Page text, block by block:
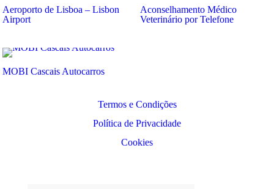
Aeroporto de Lisboa – Lisbon
Airport
Aconselhamento Médico
Veterinário por Telefone
MOBI Cascais Autocarros
Termos e Condições
Política de Privacidade
Cookies